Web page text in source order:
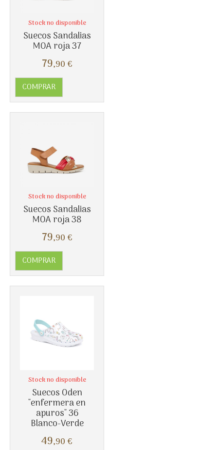
Suecos Sandalias
MOA roja 37
79,90 €
Stock no disponible
COMPRAR
Suecos Sandalias
MOA roja 38
79,90 €
Stock no disponible
COMPRAR
Suecos Oden
"enfermera en
apuros" 36
Blanco-Verde
49,90 €
Stock no disponible
Más info
Más info